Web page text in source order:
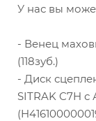
У нас вы
- Венец
(118зуб.)
- Диск
SITRAK C7H